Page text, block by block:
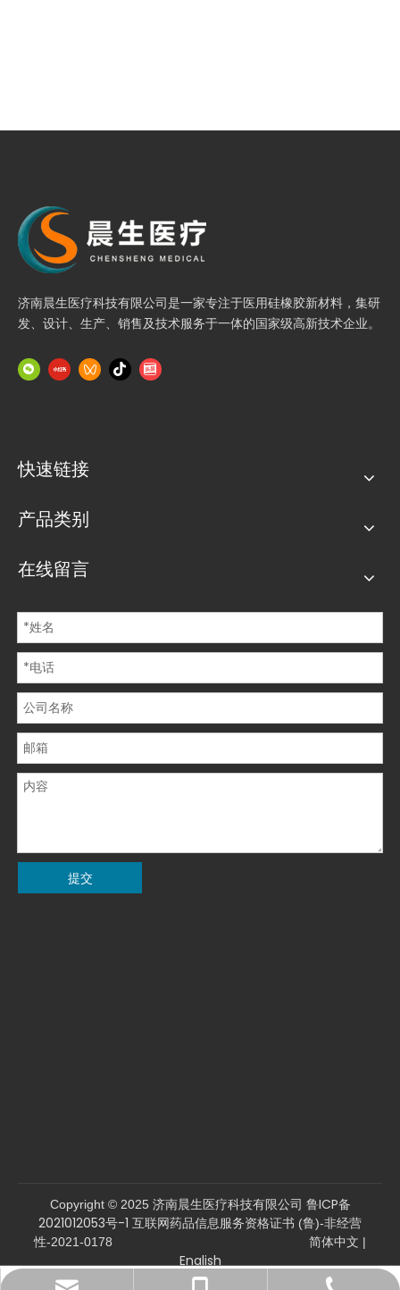
济南晨生医疗科技有限公司是一家专注于医用硅橡胶新材料，集研
发、设计、生产、销售及技术服务于一体的国家级高新技术企业。
快速链接
产品类别
在线留言
提交
Copyright © 2025 济南晨生医疗科技有限公司 鲁ICP备
2021012053号-1 互联网药品信息服务资格证书 (鲁)-非经营
性-2021-0178 简体中文 |
English